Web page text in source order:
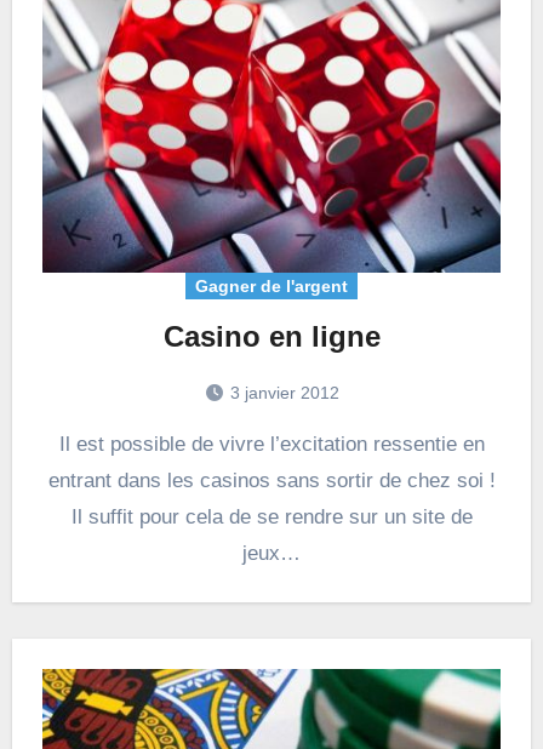
Gagner de l'argent
Casino en ligne
3 janvier 2012
entrant dans les casinos sans sortir de chez soi !
Il suffit pour cela de se rendre sur un site de
jeux…